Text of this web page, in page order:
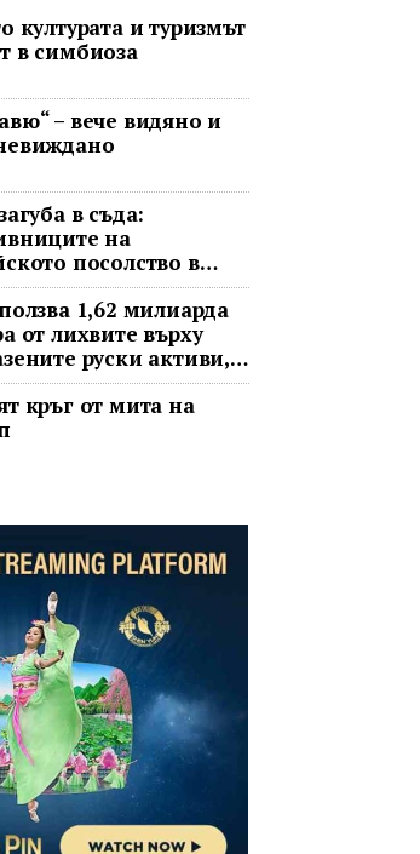
културата и туризмът
в симбиоза
– вече видяно и
в съда:
на
посолство в
обжалват
1,62 милиарда
от лихвите върху
руски активи,
Украйна
кръг от мита на